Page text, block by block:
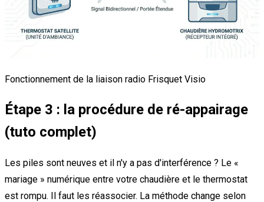
Fonctionnement de la liaison radio Frisquet Visio
Étape 3 : la procédure de ré-appairage
(tuto complet)
Les piles sont neuves et il n'y a pas d'interférence ? Le «
mariage » numérique entre votre chaudière et le thermostat
est rompu. Il faut les réassocier. La méthode change selon